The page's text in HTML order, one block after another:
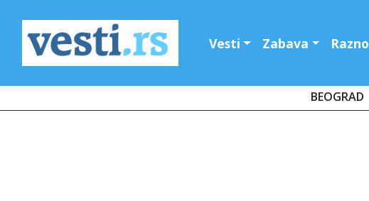
Vesti Zabava Razno
BEOGRAD